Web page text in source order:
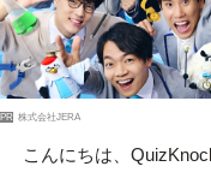
PR 株式会社JERA
こんにちは、